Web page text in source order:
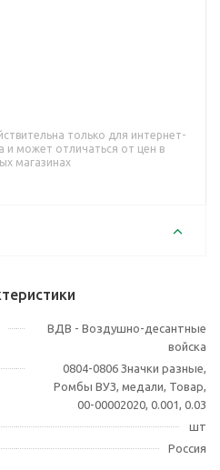
только для интернет-
и может отличаться от цен в
магазинах
ВДВ - Воздушно-десантные
войска
0804-0806 Значки разные,
Ромбы ВУЗ, медали, Товар,
00-00002020, 0.001, 0.03
шт
Россия